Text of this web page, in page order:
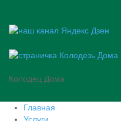
Колодец Дома
Главная
Услуги